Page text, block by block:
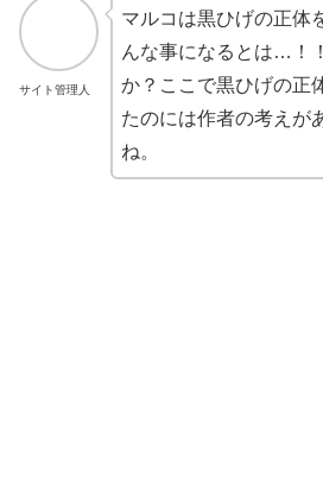
サイト管理人
マルコは黒ひげの正体
んな事になるとは…！
か？ここで黒ひげの正
たのには作者の考えが
ね。